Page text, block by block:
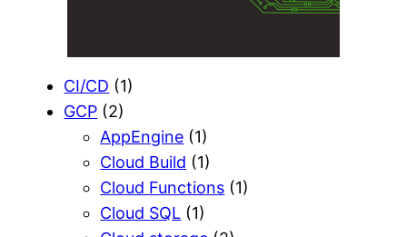
CI/CD (1)
GCP (2)
AppEngine (1)
Cloud Build (1)
Cloud Functions (1)
Cloud SQL (1)